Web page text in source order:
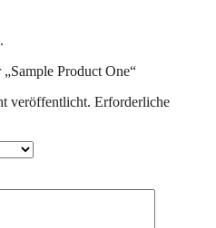
Product One“
veröffentlicht. Erforderliche